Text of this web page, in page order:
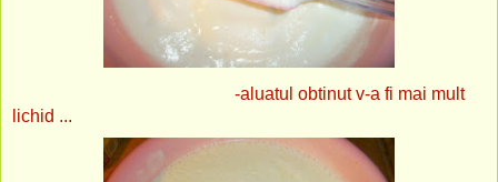
-aluatul obtinut v-a fi mai mult
lichid ...